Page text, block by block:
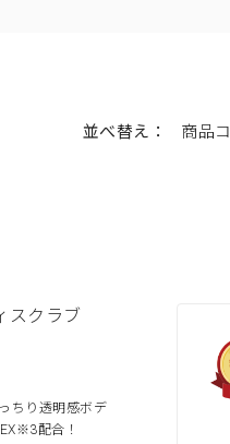
並べ替え： 商品
スクラブ
ちり透明感ボデ
配合！